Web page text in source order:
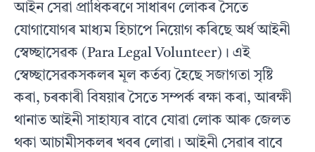
আইন সেৱা প্ৰাধিকৰণে সাধাৰণ লোকৰ সৈতে
যোগাযোগৰ মাধ্যম হিচাপে নিয়োগ কৰিছে অৰ্ধ আইনী
স্বেচ্ছাসেৱক (Para Legal Volunteer)। এই
স্বেচ্ছাসেৱকসকলৰ মূল কৰ্তব্য হৈছে সজাগতা সৃষ্টি
কৰা, চৰকাৰী বিষয়াৰ সৈতে সম্পৰ্ক ৰক্ষা কৰা, আৰক্ষী
থানাত আইনী সাহায্যৰ বাবে যোৱা লোক আৰু জেলত
থকা আচামীসকলৰ খবৰ লোৱা। আইনী সেৱাৰ বাবে